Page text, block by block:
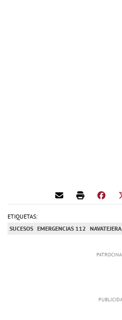
ETIQUETAS:
SUCESOS EMERGENCIAS 112 NAVATEJERA